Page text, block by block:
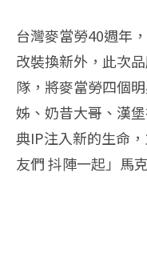
台灣麥當勞40週年
改裝換新外，此次
隊，將麥當勞四個
姊、奶昔大哥、漢
典IP注入新的生命
友們 抖陣一起」馬